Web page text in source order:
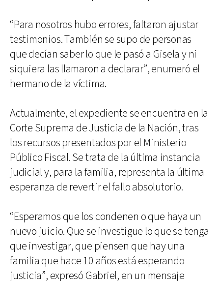
“Para nosotros hubo errores, faltaron ajustar
testimonios. También se supo de personas
que decían saber lo que le pasó a Gisela y ni
siquiera las llamaron a declarar”, enumeró el
hermano de la víctima.
Actualmente, el expediente se encuentra en la
Corte Suprema de Justicia de la Nación, tras
los recursos presentados por el Ministerio
Público Fiscal. Se trata de la última instancia
judicial y, para la familia, representa la última
esperanza de revertir el fallo absolutorio.
“Esperamos que los condenen o que haya un
nuevo juicio. Que se investigue lo que se tenga
que investigar, que piensen que hay una
familia que hace 10 años está esperando
justicia”, expresó Gabriel, en un mensaje